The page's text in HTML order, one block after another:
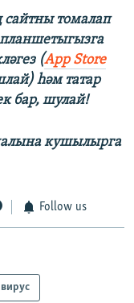
сайтны томалап
(App Store
һәм татар
бар, шулай!
кушылырга
Follow us